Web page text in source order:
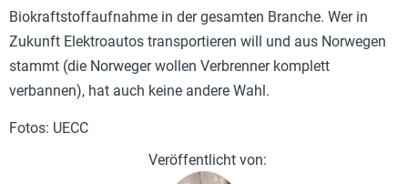
Biokraftstoffaufnahme in der gesamten Branche. Wer in
Zukunft Elektroautos transportieren will und aus Norwegen
stammt (die Norweger wollen Verbrenner komplett
verbannen), hat auch keine andere Wahl.
Fotos: UECC